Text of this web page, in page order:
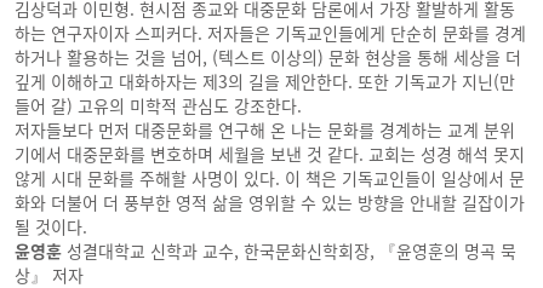
김상덕과 이민형. 현시점 종교와 대중문화 담론에서 가장 활발하게 활동
하는 연구자이자 스피커다. 저자들은 기독교인들에게 단순히 문화를 경계
하거나 활용하는 것을 넘어, (텍스트 이상의) 문화 현상을 통해 세상을 더
깊게 이해하고 대화하자는 제3의 길을 제안한다. 또한 기독교가 지닌(만
들어 갈) 고유의 미학적 관심도 강조한다.
저자들보다 먼저 대중문화를 연구해 온 나는 문화를 경계하는 교계 분위
기에서 대중문화를 변호하며 세월을 보낸 것 같다. 교회는 성경 해석 못지
않게 시대 문화를 주해할 사명이 있다. 이 책은 기독교인들이 일상에서 문
화와 더불어 더 풍부한 영적 삶을 영위할 수 있는 방향을 안내할 길잡이가
될 것이다.
윤영훈 성결대학교 신학과 교수, 한국문화신학회장, 『윤영훈의 명곡 묵
상』 저자